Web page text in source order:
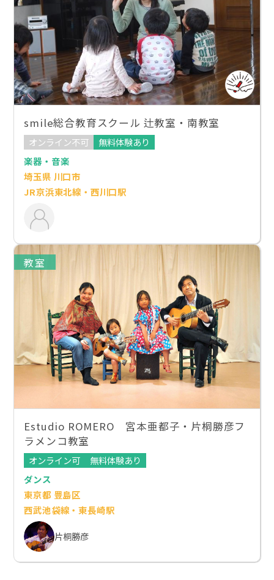
smile総合教育スクール 辻教室・南教室
オンライン不可
無料体験あり
楽器・音楽
埼玉県 川口市
JR京浜東北線・西川口駅
教室
Estudio ROMERO 宮本亜都子・片桐勝彦フ
ラメンコ教室
オンライン可
無料体験あり
ダンス
東京都 豊島区
西武池袋線・東長崎駅
片桐勝彦